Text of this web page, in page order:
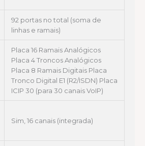
92 portas no total (soma de
linhas e ramais)
Placa 16 Ramais Analógicos
Placa 4 Troncos Analógicos
Placa 8 Ramais Digitais Placa
Tronco Digital E1 (R2/ISDN) Placa
ICIP 30 (para 30 canais VoIP)
Sim, 16 canais (integrada)